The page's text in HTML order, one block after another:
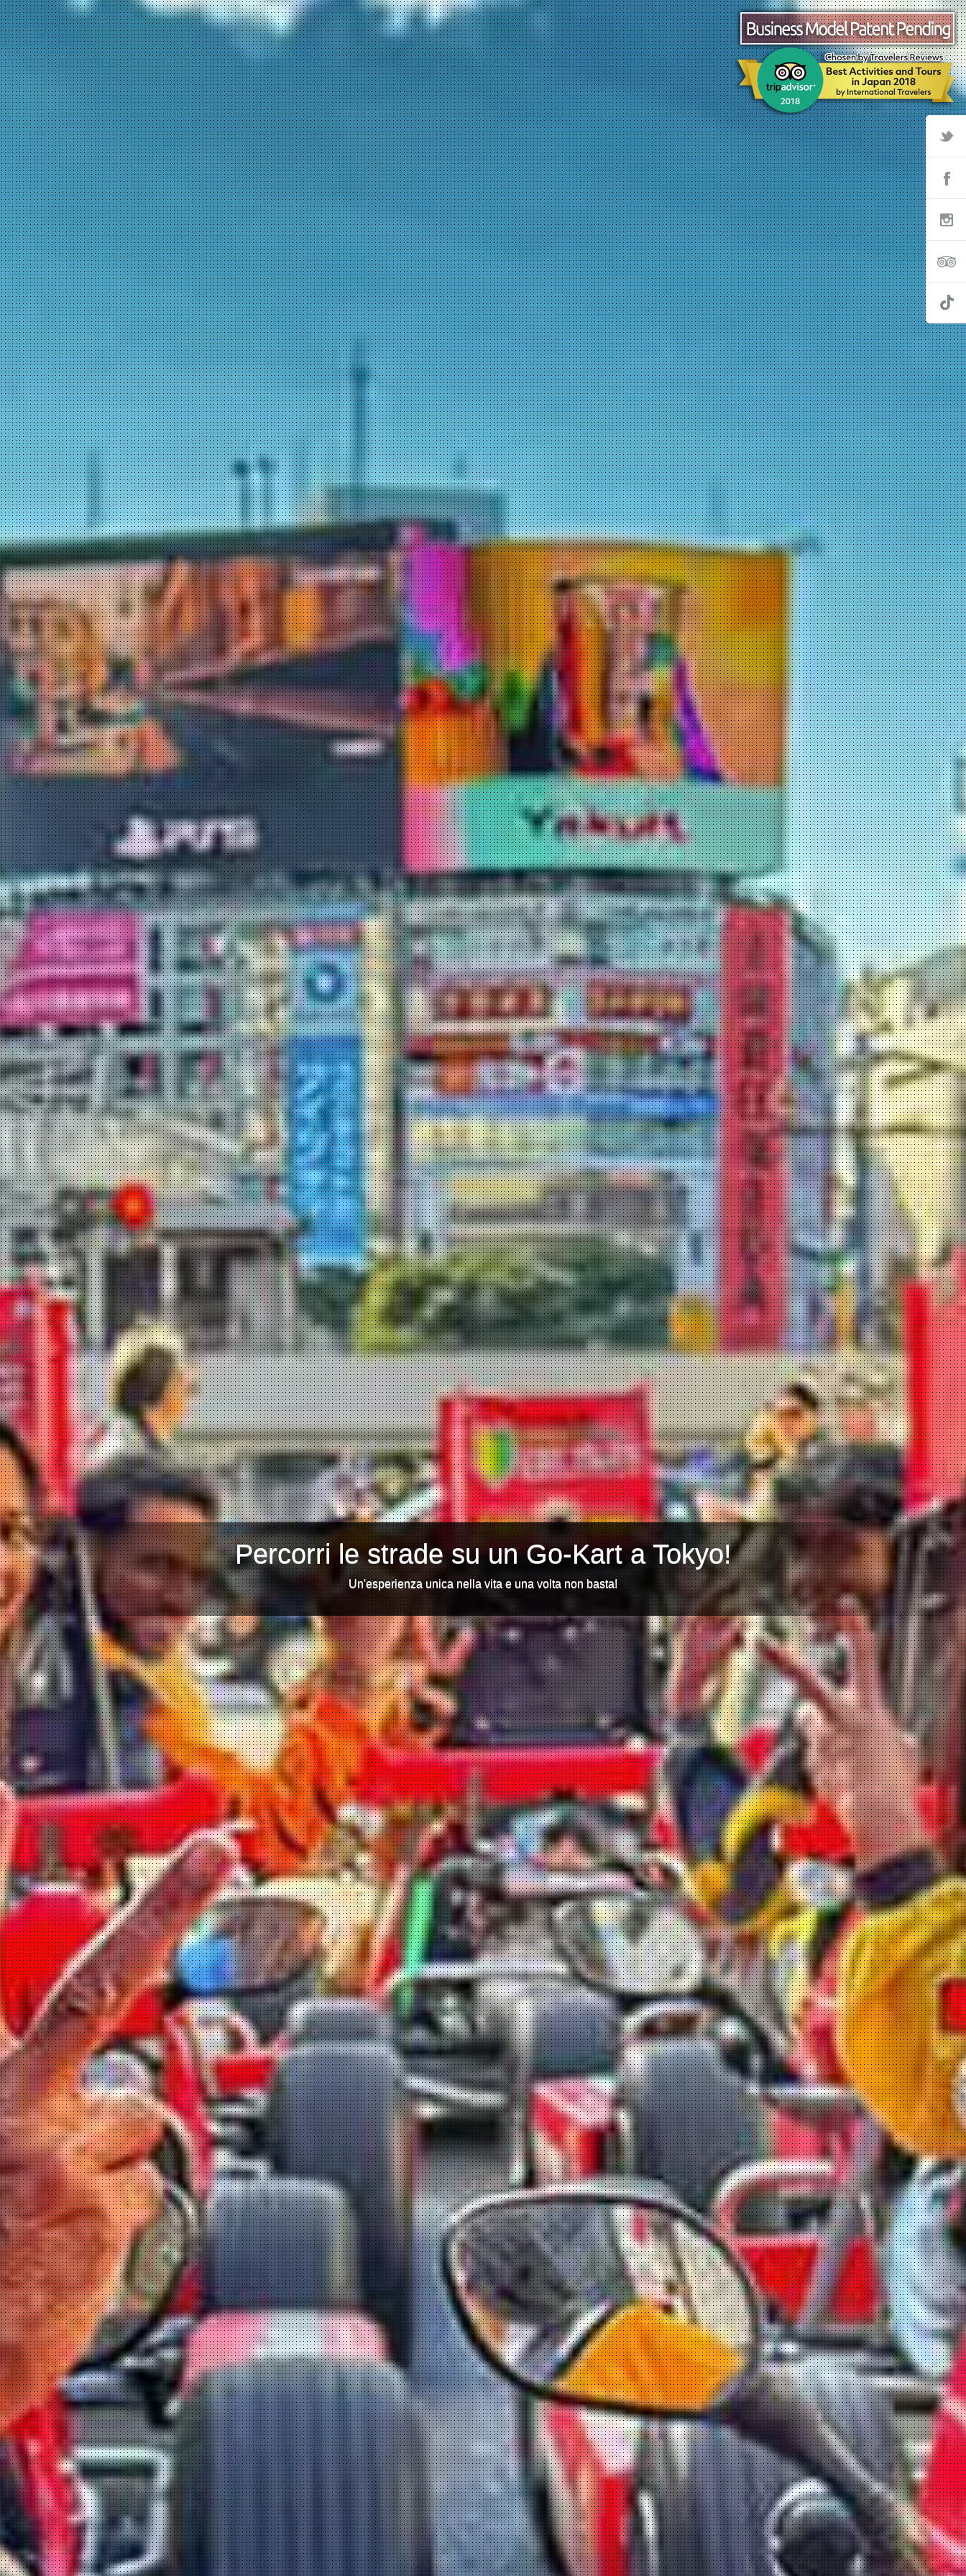
Percorri le strade su un Go-Kart a Tokyo!
Un'esperienza unica nella vita e una volta non basta!